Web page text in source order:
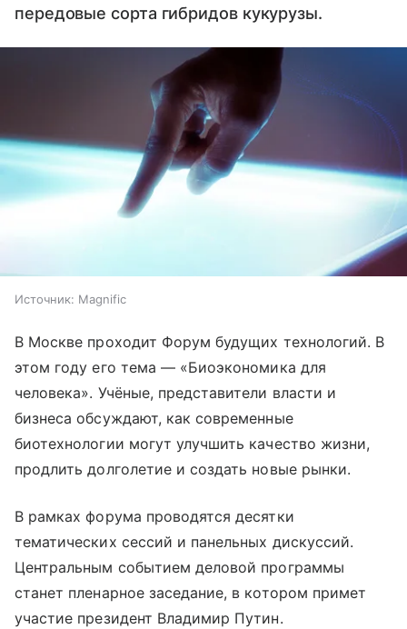
передовые сорта гибридов кукурузы.
Источник: Magnific
В Москве проходит Форум будущих технологий. В
этом году его тема — «Биоэкономика для
человека». Учёные, представители власти и
бизнеса обсуждают, как современные
биотехнологии могут улучшить качество жизни,
продлить долголетие и создать новые рынки.
В рамках форума проводятся десятки
тематических сессий и панельных дискуссий.
Центральным событием деловой программы
станет пленарное заседание, в котором примет
участие президент Владимир Путин.